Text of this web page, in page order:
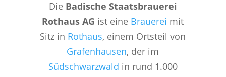
Die Badische Staatsbrauerei
Rothaus AG ist eine Brauerei mit
Sitz in Rothaus, einem Ortsteil von
Grafenhausen, der im
Südschwarzwald in rund 1.000